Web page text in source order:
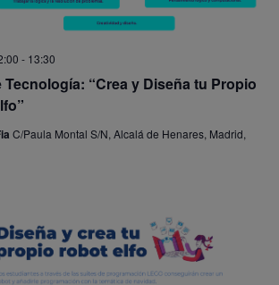
Tecnología: “Crea y Diseña tu Propio
- 13:30
C/Paula Montal S/N, Alcalá de Henares, Madrid,